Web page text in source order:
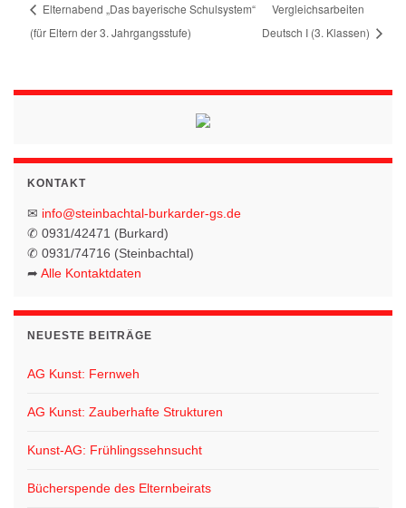
Elternabend „Das bayerische Schulsystem“
(für Eltern der 3. Jahrgangsstufe)
Vergleichsarbeiten
Deutsch I (3. Klassen)
KONTAKT
✉ info@steinbachtal-burkarder-gs.de
✆ 0931/42471 (Burkard)
✆ 0931/74716 (Steinbachtal)
➦ Alle Kontaktdaten
NEUESTE BEITRÄGE
AG Kunst: Fernweh
AG Kunst: Zauberhafte Strukturen
Kunst-AG: Frühlingssehnsucht
Bücherspende des Elternbeirats